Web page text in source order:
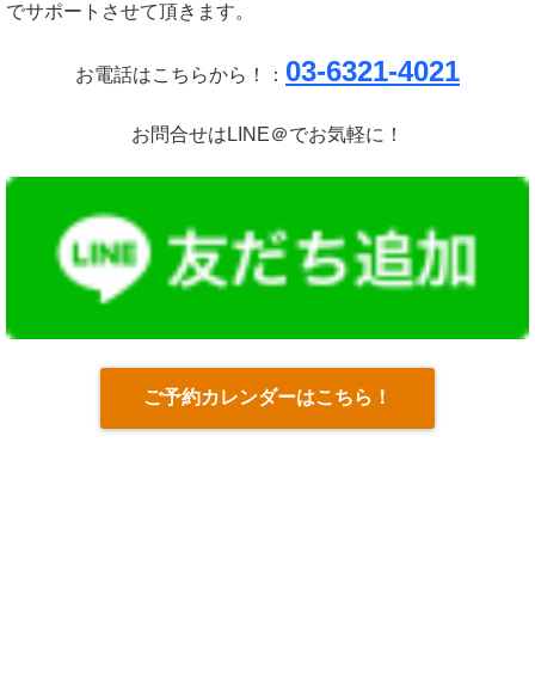
でサポートさせて頂きます。
お電話はこちらから！： 03-6321-4021
お問合せはLINE＠でお気軽に！
ご予約カレンダーはこちら！